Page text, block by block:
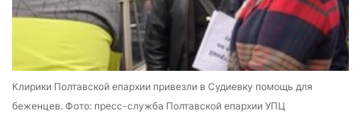
Клирики Полтавской епархии привезли в Судиевку помощь для
беженцев. Фото: пресс-служба Полтавской епархии УПЦ